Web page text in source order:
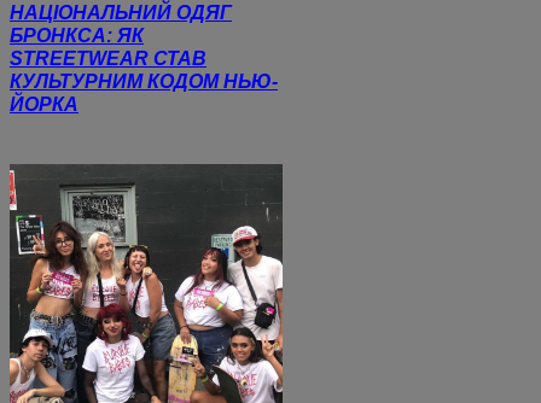
НАЦІОНАЛЬНИЙ ОДЯГ
БРОНКСА: ЯК
STREETWEAR СТАВ
КУЛЬТУРНИМ КОДОМ НЬЮ-
ЙОРКА